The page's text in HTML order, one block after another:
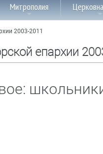
Митрополия
2003-2011
епархии